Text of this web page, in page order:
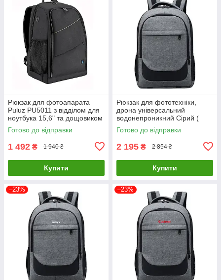
Рюкзак для фотоапарата
Puluz PU5011 з відділом для
ноутбука 15,6" та дощовиком
Чорний ( код: IBF086B )
Готово до відправки
1 492 ₴ 1 940 ₴
Купити
Рюкзак для фототехніки,
дрона універсальний
водонепроникний Сірий (
код: IBF073S )
Готово до відправки
2 195 ₴ 2 854 ₴
Купити
–23% –23%